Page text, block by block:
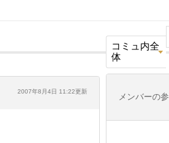
コミュ内全
体
2007年8月4日 11:22更新
メンバーの